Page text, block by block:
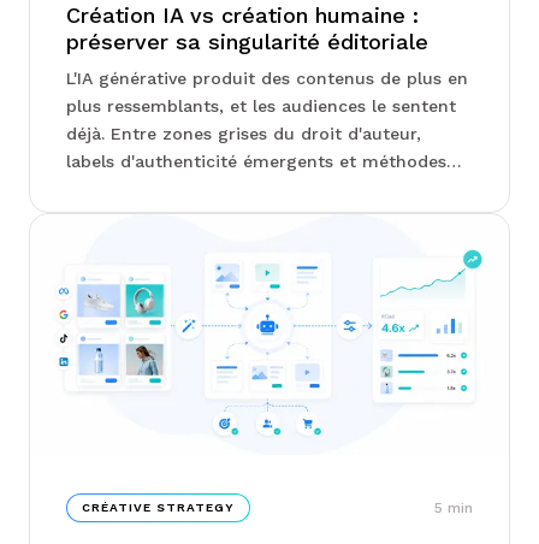
Création IA vs création humaine :
préserver sa singularité éditoriale
L'IA générative produit des contenus de plus en
plus ressemblants, et les audiences le sentent
déjà. Entre zones grises du droit d'auteur,
labels d'authenticité émergents et méthodes
on vous explique comment préserver ce qui
question n'est pas d'utiliser l'IA ou non, mais de
savoir où placer le curseur...
CRÉATIVE STRATEGY 5 min